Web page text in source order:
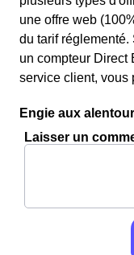
une offre web
du tarif
un compteur Direct
service client, vous
Engie aux
Laisser un